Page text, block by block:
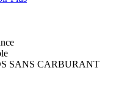
SANS CARBURANT